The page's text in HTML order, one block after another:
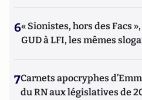
6« Sionistes, hors des Facs
GUD à LFI, les mêmes
7Carnets apocryphes
du RN aux législatives de